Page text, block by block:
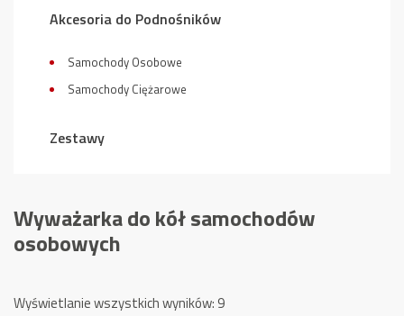
Akcesoria do Podnośników
Samochody Osobowe
Samochody Ciężarowe
Zestawy
Wyważarka do kół samochodów
osobowych
Wyświetlanie wszystkich wyników: 9Posortowane